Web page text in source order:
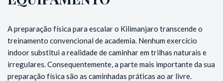
A preparação física para escalar o Kilimanjaro transcende o
treinamento convencional de academia. Nenhum exercício
indoor substitui a realidade de caminhar em trilhas naturais e
irregulares. Consequentemente, a parte mais importante da sua
preparação física são as caminhadas práticas ao ar livre.